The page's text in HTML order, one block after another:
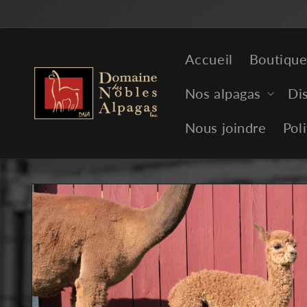
au
Accueil Boutique
Nos alpagas
Nous joindre
Passer aux
informations
produits